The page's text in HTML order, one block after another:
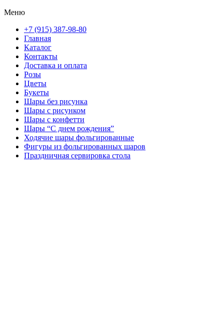
Меню
+7 (915) 387-98-80
Главная
Каталог
Контакты
Доставка и оплата
Розы
Цветы
Букеты
Шары без рисунка
Шары с рисунком
Шары с конфетти
Шары “С днем рождения”
Ходячие шары фольгированные
Фигуры из фольгированных шаров
Праздничная сервировка стола